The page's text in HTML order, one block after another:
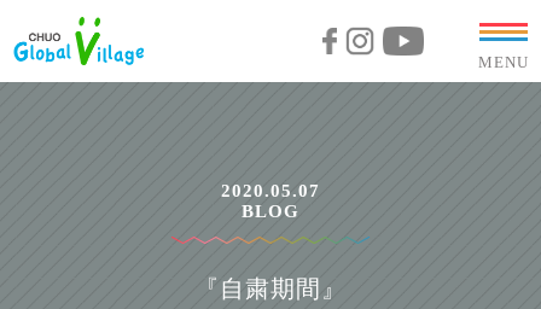
MENU
2020.05.07
BLOG
『自粛期間』